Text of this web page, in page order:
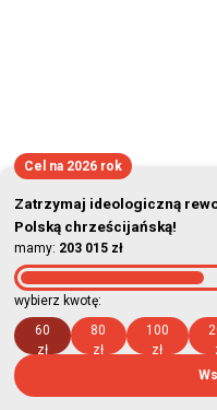
Cel na 2026 rok
Zatrzymaj ideologiczną
Polską chrześcijańską!
mamy: 203 015 zł
wybierz kwotę:
60
zł
80
zł
100
zł